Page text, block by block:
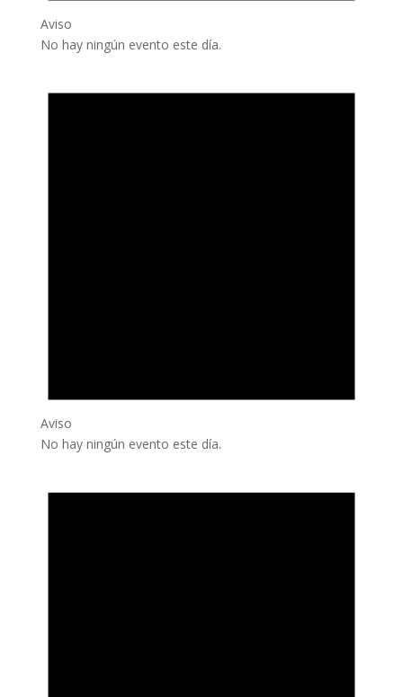
Aviso
No hay ningún evento este día.
Aviso
No hay ningún evento este día.